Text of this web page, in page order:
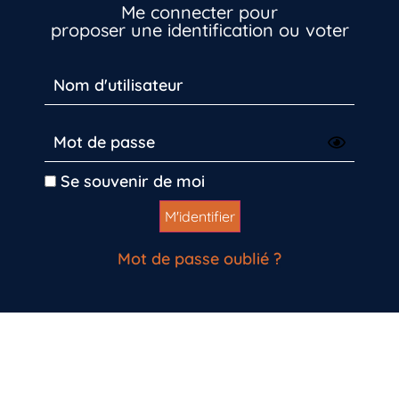
Me connecter pour
proposer une identification ou voter
Se souvenir de moi
Mot de passe oublié ?